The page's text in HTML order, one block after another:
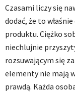
Czasami liczy się
dodać, że to
produktu. Ciężko
niechlujnie
rozsuwającym się
elementy nie mają
prawdą. Każda